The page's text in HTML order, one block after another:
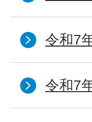
令和7
令和7